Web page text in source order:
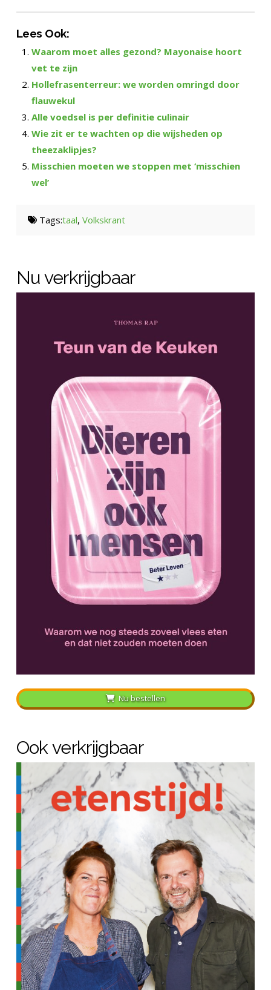
Lees Ook:
Waarom moet alles gezond? Mayonaise hoort
vet te zijn
Hollefrasenterreur: we worden omringd door
flauwekul
Alle voedsel is per definitie culinair
Wie zit er te wachten op die wijsheden op
theezaklipjes?
Misschien moeten we stoppen met ‘misschien
wel’
Tags:taal,Volkskrant
Nu verkrijgbaar
Nu bestellen
Ook verkrijgbaar